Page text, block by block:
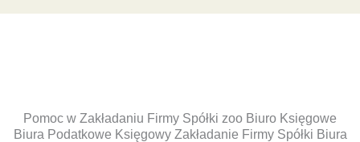
Pomoc w Zakładaniu Firmy Spółki zoo Biuro Księgowe
Biura Podatkowe Księgowy Zakładanie Firmy Spółki Biura